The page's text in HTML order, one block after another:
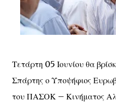
Τετάρτη 05 Ιουνίου θα
Σπάρτης ο Υποψήφιος
του ΠΑΣΟΚ – Κινήματος